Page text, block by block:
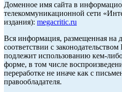
Доменное имя сайта в
телекоммуникационной сети
издания): megacritic.ru
Вся информация, размещенная на
соответствии с
подлежит использованию кем-
форме, в том числе
переработке не иначе как с
правообладателя.